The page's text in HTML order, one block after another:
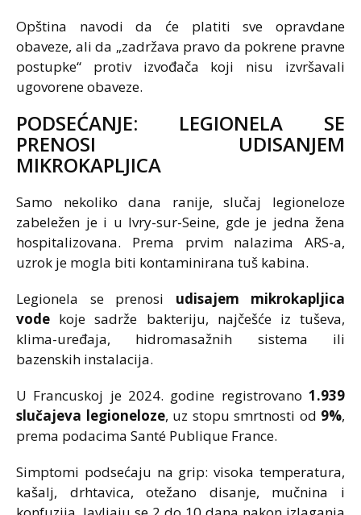
Opština navodi da će platiti sve opravdane
obaveze, ali da „zadržava pravo da pokrene pravne
postupke“ protiv izvođača koji nisu izvršavali
ugovorene obaveze.
PODSEĆANJE: LEGIONELA SE
PRENOSI UDISANJEM
MIKROKAPLJICA
Samo nekoliko dana ranije, slučaj legioneloze
zabeležen je i u Ivry-sur-Seine, gde je jedna žena
hospitalizovana. Prema prvim nalazima ARS-a,
uzrok je mogla biti kontaminirana tuš kabina.
Legionela se prenosi udisajem mikrokapljica
vode koje sadrže bakteriju, najčešće iz tuševa,
klima-uređaja, hidromasažnih sistema ili
bazenskih instalacija.
U Francuskoj je 2024. godine registrovano 1.939
slučajeva legioneloze, uz stopu smrtnosti od 9%,
prema podacima Santé Publique France.
Simptomi podsećaju na grip: visoka temperatura,
kašalj, drhtavica, otežano disanje, mučnina i